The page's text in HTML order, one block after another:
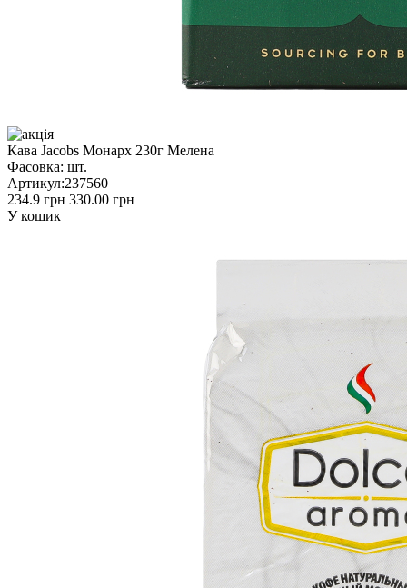
Кава Jacobs Монарх 230г Мелена
Фасовка: шт.
Артикул:237560
234.9 грн 330.00 грн
У кошик